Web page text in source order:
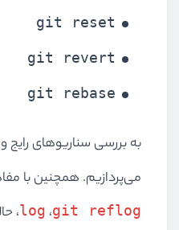
git reset
git revert
git rebase
به بررسی سناریوهای
می‌پردازیم. همچنین با
log ،git reflog ،